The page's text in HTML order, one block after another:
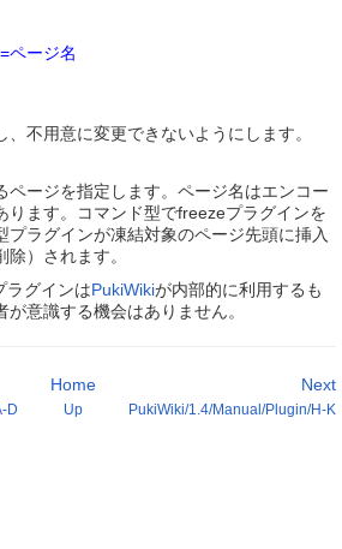
ページ名
不用意に変更できないようにします。
ページを指定します。ページ名はエンコー
ります。コマンド型でfreezeプラグインを
プラグインが凍結対象のページ先頭に挿入
除）されます。
ラグインはPukiWikiが内部的に利用するも
意識する機会はありません。
D
Next
PukiWiki/1.4/Manual/Plugin/H-K
Home
Up